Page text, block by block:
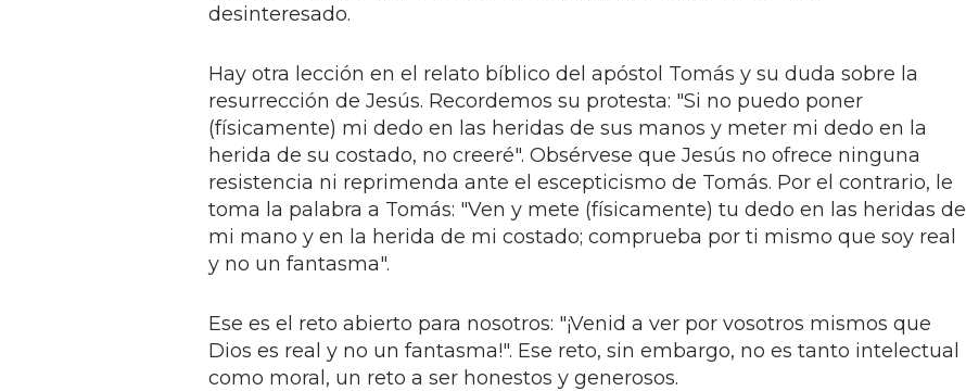
desinteresado.
Hay otra lección en el relato bíblico del apóstol Tomás y su duda sobre la
resurrección de Jesús. Recordemos su protesta: "Si no puedo poner
(físicamente) mi dedo en las heridas de sus manos y meter mi dedo en la
herida de su costado, no creeré". Obsérvese que Jesús no ofrece ninguna
resistencia ni reprimenda ante el escepticismo de Tomás. Por el contrario, le
toma la palabra a Tomás: "Ven y mete (físicamente) tu dedo en las heridas de
mi mano y en la herida de mi costado; comprueba por ti mismo que soy real
y no un fantasma".
Ese es el reto abierto para nosotros: "¡Venid a ver por vosotros mismos que
Dios es real y no un fantasma!". Ese reto, sin embargo, no es tanto intelectual
como moral, un reto a ser honestos y generosos.